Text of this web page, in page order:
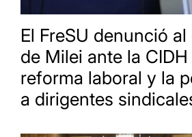
El FreSU denunció
de Milei ante la
reforma laboral y la
a dirigentes